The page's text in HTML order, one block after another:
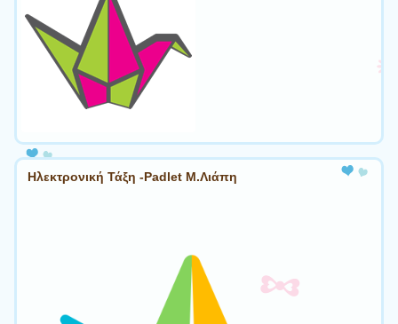
Ηλεκτρονική Τάξη -Padlet Μ.Λιάπη